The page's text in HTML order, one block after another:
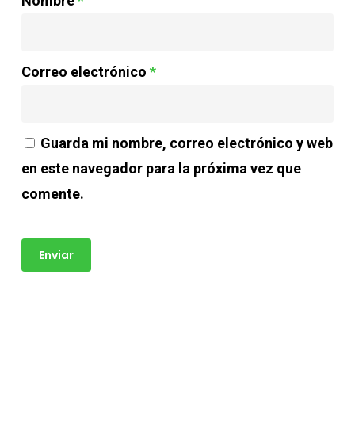
Correo electrónico *
Guarda mi nombre, correo electrónico y web
en este navegador para la próxima vez que
comente.